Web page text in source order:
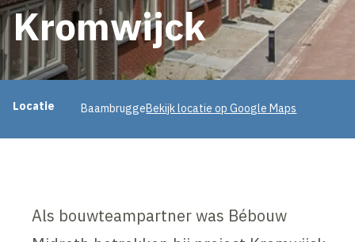
Kromwijck
Projectinformatie
Locatie BaambruggeBekijk locatie op Google Maps
Als bouwteampartner was Bébouw